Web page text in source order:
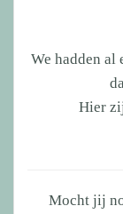
We hadden al
Hier
Mocht jij